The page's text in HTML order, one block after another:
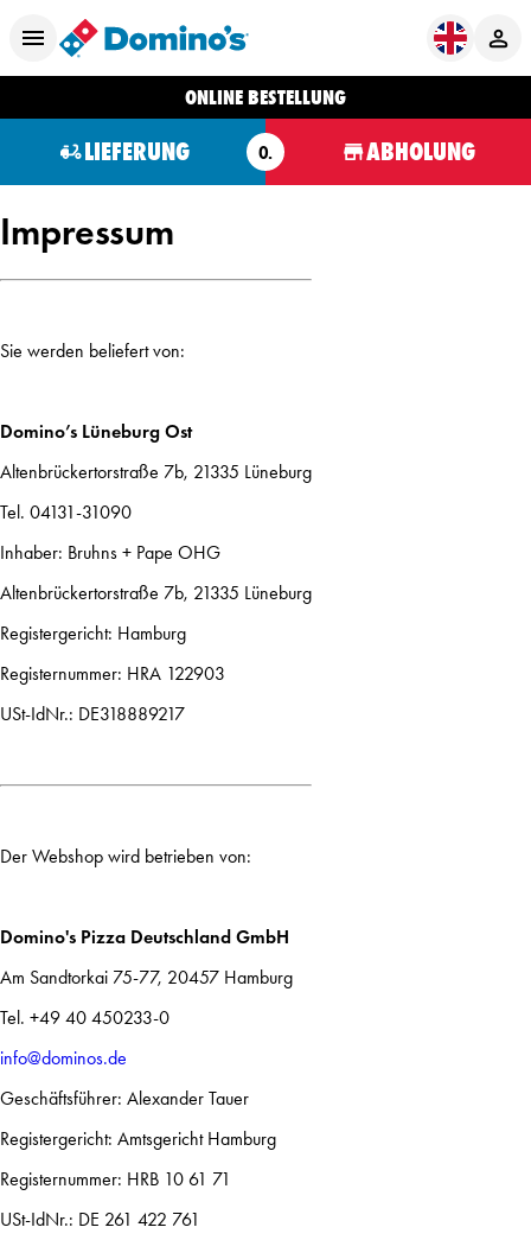
ONLINE BESTELLUNG
LIEFERUNG O. ABHOLUNG
Impressum
Sie werden beliefert von:
Domino’s Lüneburg Ost
Altenbrückertorstraße 7b, 21335 Lüneburg
Tel. 04131-31090
Inhaber: Bruhns + Pape OHG
Altenbrückertorstraße 7b, 21335 Lüneburg
Registergericht: Hamburg
Registernummer: HRA 122903
USt-IdNr.: DE318889217
Der Webshop wird betrieben von:
Domino's Pizza Deutschland GmbH
Am Sandtorkai 75-77, 20457 Hamburg
Tel. +49 40 450233-0
info@dominos.de
Geschäftsführer: Alexander Tauer
Registergericht: Amtsgericht Hamburg
Registernummer: HRB 10 61 71
USt-IdNr.: DE 261 422 761